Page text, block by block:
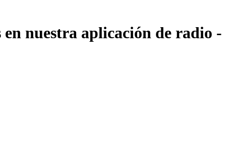
nuestra aplicación de radio -